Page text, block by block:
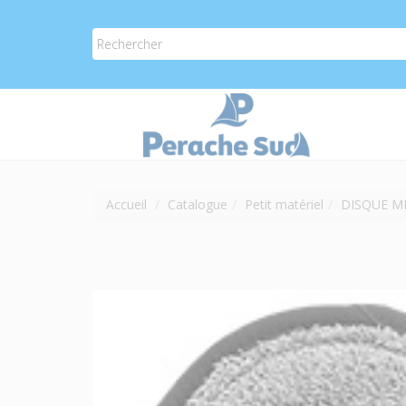
Accueil Catalogue Petit matériel DISQUE